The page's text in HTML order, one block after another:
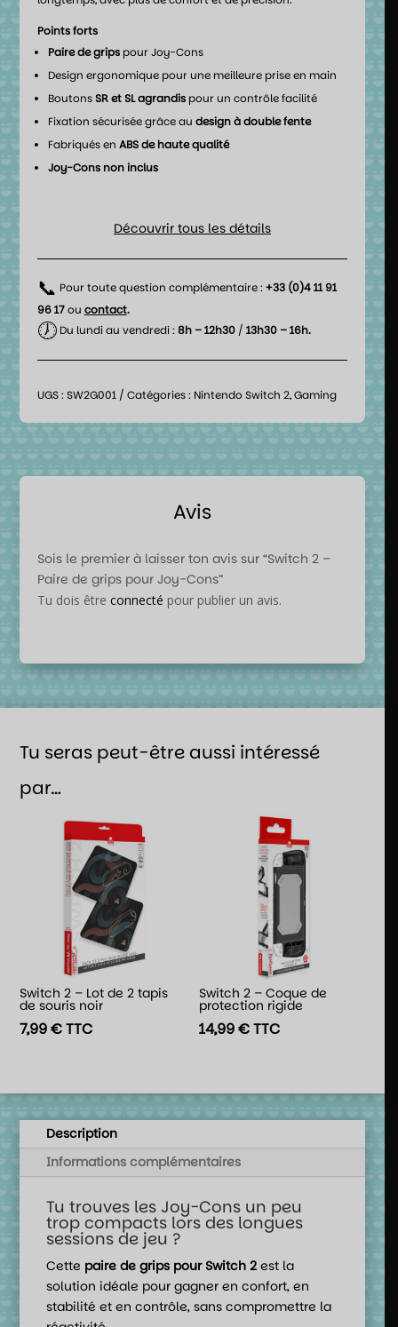
Points forts
Paire de gripspour Joy-Cons
Design ergonomique pour une meilleure prise en main
BoutonsSR et SL agrandispour un contrôle facilité
Fixation sécurisée grâce au design à double fente
Fabriqués en ABS de haute qualité
Joy-Cons non inclus
Découvrir tous les détails
📞 Pour toute question complémentaire : +33 (0)4 11 91
96 17ou contact.
🕖Du lundi au vendredi : 8h – 12h30/ 13h30 – 16h.
UGS : SW2G001 Catégories : Nintendo Switch 2,Gaming
Avis
Sois le premier à laisser ton avis sur “Switch 2 –
Paire de grips pour Joy-Cons”
Tu dois être connecté pour publier un avis.
Tu seras peut-être aussi intéressé
par…
Switch 2 – Lot de 2 tapis
de souris noir
7,99€TTC
Switch 2 – Coque de
protection rigide
14,99€TTC
Description
Informations complémentaires
Tu trouves les Joy-Cons un peu
trop compacts lors des longues
sessions de jeu ?
Cette paire de grips pour Switch 2est la
solution idéale pour gagner en confort, en
stabilité et en contrôle, sans compromettre la